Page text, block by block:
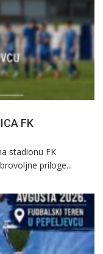
FK
stadionu FK
priloge...